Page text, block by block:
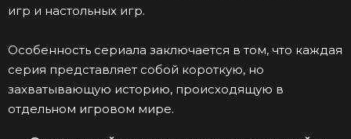
игр и настольных игр.
Особенность сериала заключается в том, что каждая
серия представляет собой короткую, но
захватывающую историю, происходящую в
отдельном игровом мире.